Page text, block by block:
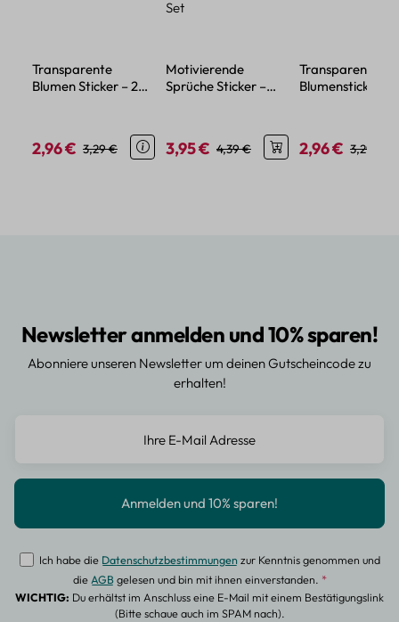
Transparente
Blumen Sticker – 20
Verkaufspreis:
2,96 € Regulärer Preis:
3,29 €
Motivierende
Sprüche Sticker –
Verkaufspreis:
3,95 € Regulärer Preis:
4,39 €
Transparente
Blumensticker –
Verkaufspreis:
2,96 € 3,29 €
Newsletter anmelden und 10% sparen!
Abonniere unseren Newsletter um deinen Gutscheincode zu
erhalten!
Ich habe die Datenschutzbestimmungenzur Kenntnis genommen und
dieAGBgelesen und bin mit ihnen einverstanden. *
WICHTIG: Du erhältst im Anschluss eine E-Mail mit einem Bestätigungslink
(Bitte schaue auch im SPAM nach).